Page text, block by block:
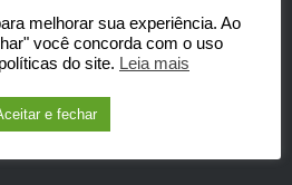
dos Trabalhadores Técnicos-
Federal de São Carlos​
0001-07
melhorar sua experiência. Ao
você concorda com o uso
do site. Leia mais
e fechar